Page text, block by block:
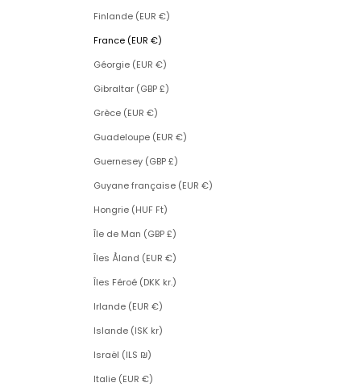
Finlande (EUR €)
France (EUR €)
Géorgie (EUR €)
Gibraltar (GBP £)
Grèce (EUR €)
Guadeloupe (EUR €)
Guernesey (GBP £)
Guyane française (EUR €)
Hongrie (HUF Ft)
Île de Man (GBP £)
Îles Åland (EUR €)
Îles Féroé (DKK kr.)
Irlande (EUR €)
Islande (ISK kr)
Israël (ILS ₪)
Italie (EUR €)